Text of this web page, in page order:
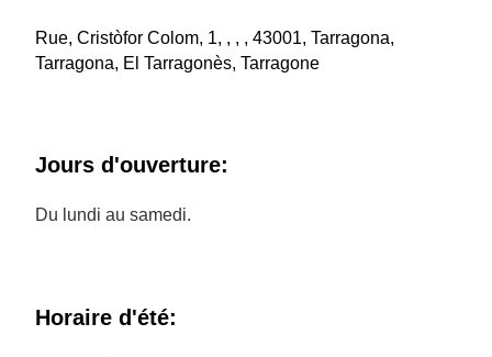
Rue, Cristòfor Colom, 1, , , , 43001, Tarragona,
Tarragona, El Tarragonès, Tarragone
Jours d'ouverture:
Du lundi au samedi.
Horaire d'été: